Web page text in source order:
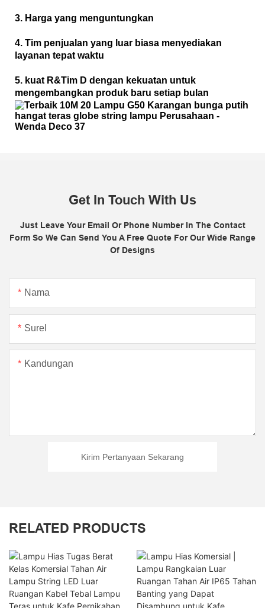
3. Harga yang menguntungkan
4. Tim penjualan yang luar biasa menyediakan
layanan tepat waktu
5. kuat R&Tim D dengan kekuatan untuk
mengembangkan produk baru setiap bulan
Get In Touch With Us
Just Leave Your Email Or Phone Number In The Contact
Form So We Can Send You A Free Quote For Our Wide Range
Of Designs
Nama
Surel
Kandungan
Kirim Pertanyaan Sekarang
RELATED PRODUCTS